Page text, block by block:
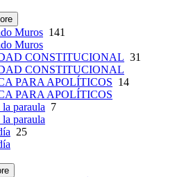
Muros 141
Muros
CONSTITUCIONAL 31
CONSTITUCIONAL
PARA APOLÍTICOS 14
PARA APOLÍTICOS
paraula 7
paraula
25